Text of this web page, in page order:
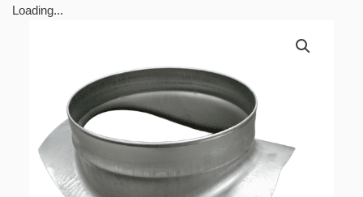
Loading...